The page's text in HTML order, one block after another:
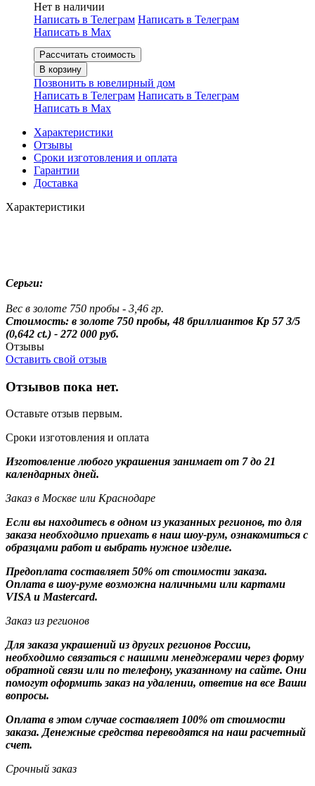
Нет в наличии
Написать в Телеграм Написать в Телеграм
Написать в Мах
Рассчитать стоимость
В корзину
Позвонить в ювелирный дом
Написать в Телеграм Написать в Телеграм
Написать в Мах
Характеристики
Отзывы
Сроки изготовления и оплата
Гарантии
Доставка
Характеристики
Серьги:
Вес в золоте 750 пробы - 3,46 гр.
Стоимость: в золоте 750 пробы, 48 бриллиантов Кр 57 3/5
(0,642 ct.) - 272 000 руб.
Отзывы
Оставить свой отзыв
Отзывов пока нет.
Оставьте отзыв первым.
Сроки изготовления и оплата
Изготовление любого украшения занимает от 7 до 21
календарных дней.
Заказ в Москве или Краснодаре
Если вы находитесь в одном из указанных регионов, то для
заказа необходимо приехать в наш шоу-рум, ознакомиться с
образцами работ и выбрать нужное изделие.
Предоплата составляет 50% от стоимости заказа.
Оплата в шоу-руме возможна наличными или картами
VISA и Mastercard.
Заказ из регионов
Для заказа украшений из других регионов России,
необходимо связаться с нашими менеджерами через форму
обратной связи или по телефону, указанному на сайте. Они
помогут оформить заказ на удалении, ответив на все Ваши
вопросы.
Оплата в этом случае составляет 100% от стоимости
заказа. Денежные средства переводятся на наш расчетный
счет.
Срочный заказ